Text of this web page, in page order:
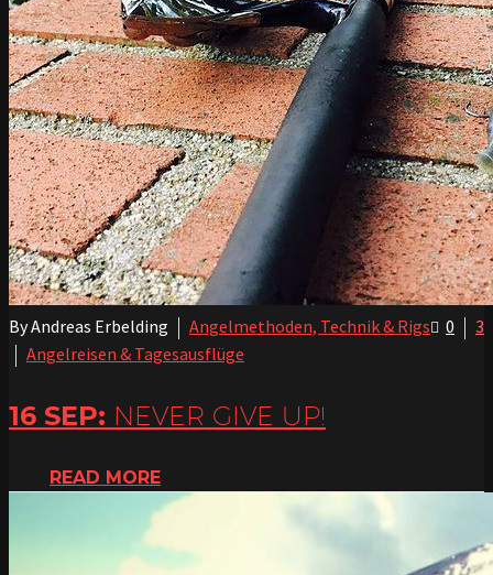
0 3
By Andreas Erbelding
Angelmethoden, Technik & Rigs
Angelreisen & Tagesausflüge
16 SEP: NEVER GIVE UP!
READ MORE